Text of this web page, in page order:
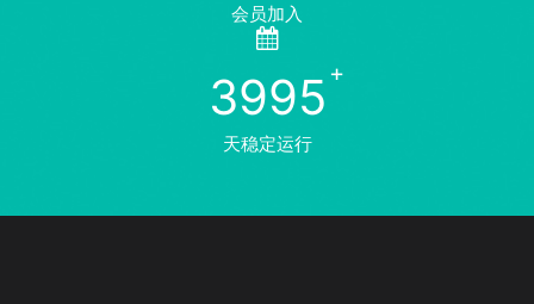
会员加入
3995
天稳定运行